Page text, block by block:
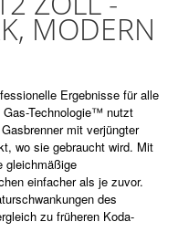
MODERN
Ergebnisse für alle
Technologie™ nutzt
mit verjüngter
wo sie gebraucht wird. Mit
gleichmäßige
einfacher als je zuvor.
des
zu früheren Koda-